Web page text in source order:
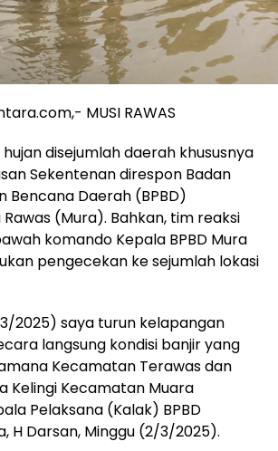
MUSI RAWAS
disejumlah daerah khususnya
Sekentenan direspon Badan
Bencana Daerah (BPBD)
(Mura). Bahkan, tim reaksi
komando Kepala BPBD Mura
pengecekan ke sejumlah lokasi
2025) saya turun kelapangan
langsung kondisi banjir yang
Kecamatan Terawas dan
Kelingi Kecamatan Muara
Pelaksana (Kalak) BPBD
H Darsan, Minggu (2/3/2025).